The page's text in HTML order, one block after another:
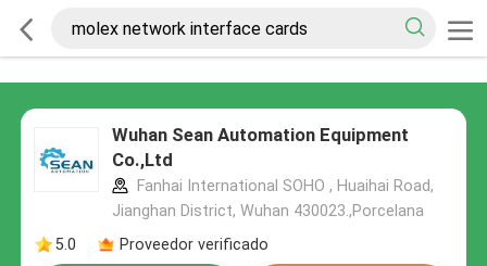
Wuhan Sean Automation Equipment
Co.,Ltd
Fanhai International SOHO , Huaihai Road,
Jianghan District, Wuhan 430023.,Porcelana
5.0
Proveedor verificado